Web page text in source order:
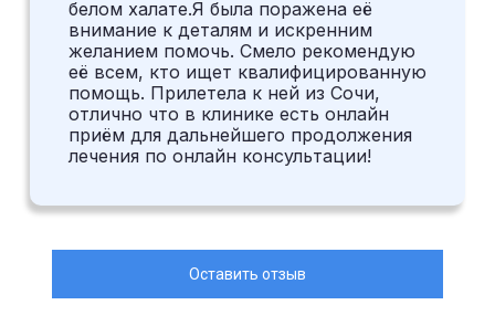
белом халате.Я была поражена её
внимание к деталям и искренним
желанием помочь. Смело рекомендую
её всем, кто ищет квалифицированную
помощь. Прилетела к ней из Сочи,
отлично что в клинике есть онлайн
приём для дальнейшего продолжения
лечения по онлайн консультации!
Оставить отзыв